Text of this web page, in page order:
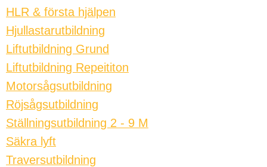
HLR & första hjälpen
Hjullastarutbildning
Liftutbildning Grund
Liftutbildning Repeititon
Motorsågsutbildning
Röjsågsutbildning
Ställningsutbildning 2 - 9 M
Säkra lyft
Traversutbildning